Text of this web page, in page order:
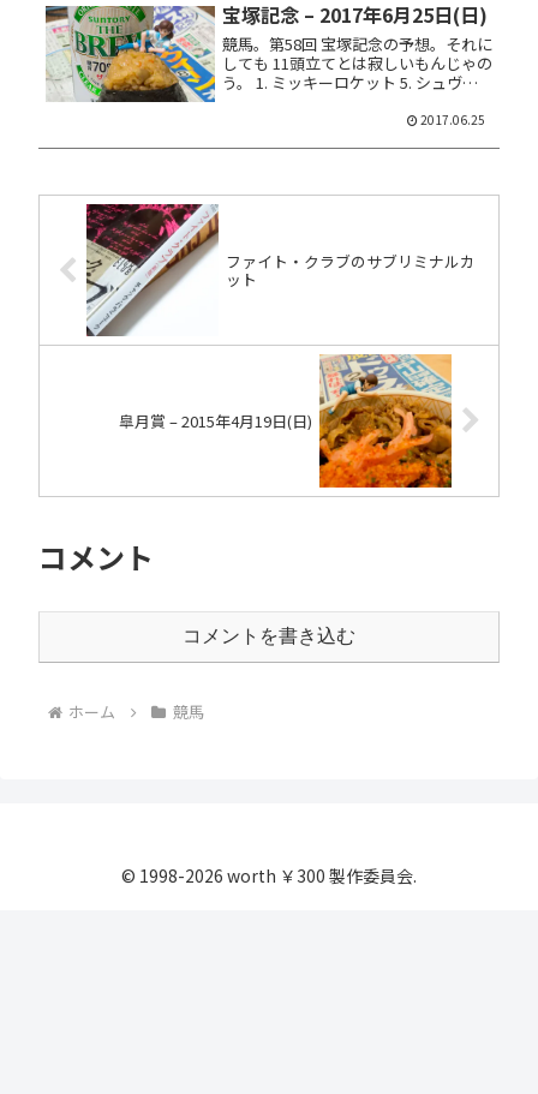
ＢＯＸ...
宝塚記念 – 2017年6月25日(日)
競馬。第58回 宝塚記念の予想。それに
しても 11頭立てとは寂しいもんじゃの
う。 1. ミッキーロケット 5. シュヴァ
イーン 10. キタサンブラック 5頭の馬
2017.06.25
ファイト・クラブのサブリミナルカ
ット
皐月賞 – 2015年4月19日(日)
コメント
コメントを書き込む
ホーム 競馬
© 1998-2026 worth ￥300 製作委員会.